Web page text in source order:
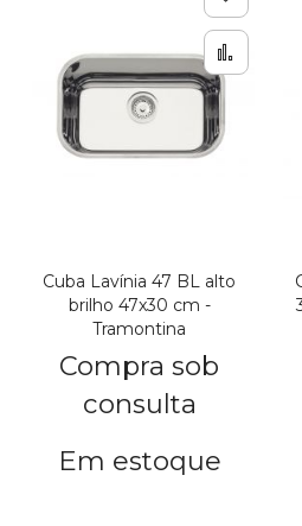
Cuba Lavínia 47 BL alto
brilho 47x30 cm -
Tramontina
Compra sob
consulta
Em estoque